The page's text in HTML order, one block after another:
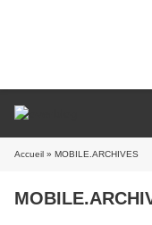
Accueil » MOBILE.ARCHIVES